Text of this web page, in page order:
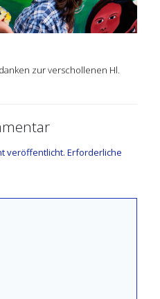
zur verschollenen Hl.
veröffentlicht. Erforderliche